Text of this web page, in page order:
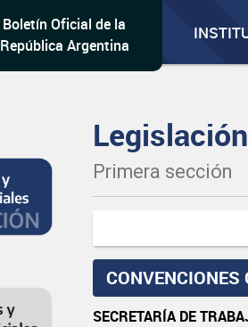
Boletín Oficial de la
República Argentina
Primera sección
CONVENCIONES
SECRETARÍA DE